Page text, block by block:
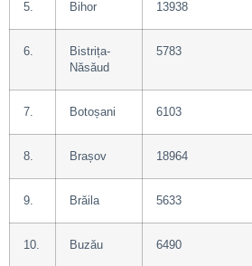
5. Bihor 13938
6.
Bistrița-
Năsăud
5783
7. Botoșani 6103
8. Brașov 18964
9. Brăila 5633
10. Buzău 6490